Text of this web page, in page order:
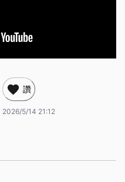
讚
2026/5/14 21:12